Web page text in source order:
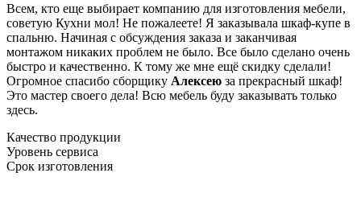
Всем, кто еще выбирает компанию для изготовления мебели,
советую Кухни мол! Не пожалеете! Я заказывала шкаф-купе в
спальню. Начиная с обсуждения заказа и заканчивая
монтажом никаких проблем не было. Все было сделано очень
быстро и качественно. К тому же мне ещё скидку сделали!
Огромное спасибо сборщику Алексею за прекрасный шкаф!
Это мастер своего дела! Всю мебель буду заказывать только
здесь.
Качество продукции
Уровень сервиса
Срок изготовления